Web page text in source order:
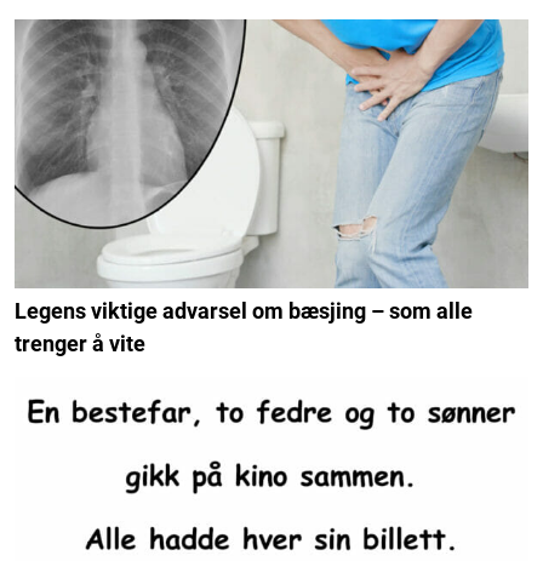
Legens viktige advarsel om bæsjing – som alle
trenger å vite